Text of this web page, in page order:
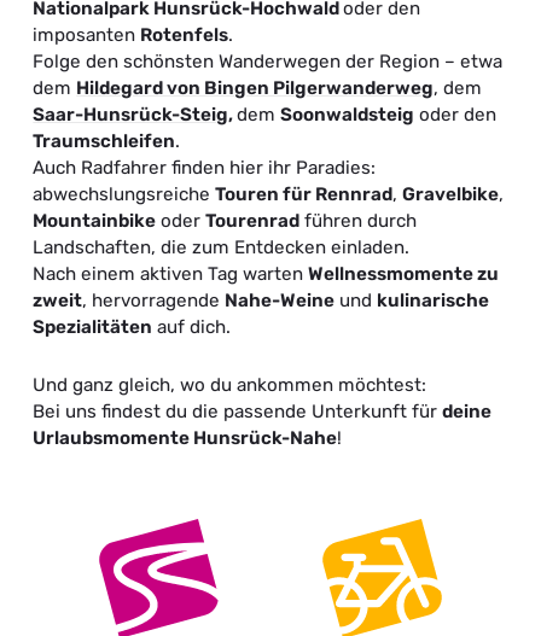
Nationalpark Hunsrück-Hochwaldoder den
imposanten Rotenfels.
Folge den schönsten Wanderwegen der Region – etwa
dem Hildegard von Bingen Pilgerwanderweg, dem
Saar-Hunsrück-Steig,demSoonwaldsteig oder den
Traumschleifen.
Auch Radfahrer finden hier ihr Paradies:
abwechslungsreicheTouren für Rennrad,Gravelbike,
Mountainbike oderTourenrad führen durch
Landschaften, die zum Entdecken einladen.
Nach einem aktiven Tag wartenWellnessmomente zu
zweit, hervorragende Nahe-Weine und kulinarische
Spezialitäten auf dich.
Und ganz gleich, wo du ankommen möchtest:
Bei uns findest du die passende Unterkunft fürdeine
Urlaubsmomente Hunsrück-Nahe!